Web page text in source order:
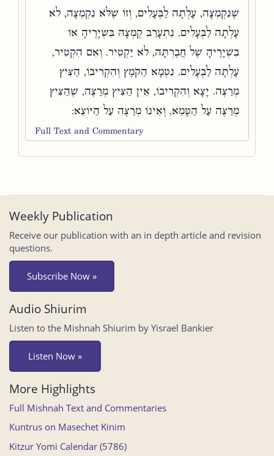
שֶׁנִּקְמְצָה, עָלְתָה לַבְּעָלִים, וְזוֹ שֶׁלֹּא נִקְמְצָה, לֹא
עָלְתָה לַבְּעָלִים. נִתְעָרֵב קֻמְצָהּ בִּשְׁיָרֶיהָ אוֹ
בִשְׁיָרֶיהָ שֶׁל חֲבֶרְתָּהּ, לֹא יַקְטִיר. וְאִם הִקְטִיר,
עָלְתָה לַבְּעָלִים. נִטְמָא הַקֹּמֶץ וְהִקְרִיבוֹ, הַצִּיץ
מְרַצֶּה. יָצָא וְהִקְרִיבוֹ, אֵין הַצִּיץ מְרַצֶּה, שֶׁהַצִּיץ
מְרַצֶּה עַל הַטָּמֵא, וְאֵינוֹ מְרַצֶּה עַל הַיּוֹצֵא:
Full Text and Commentary
Weekly Publication
Receive our publication with an in depth article and revision
questions.
Subscribe Now »
Audio Shiurim
Listen to the Mishnah Shiurim by Yisrael Bankier
Listen Now »
More Highlights
Full Mishnah Text and Commentaries
Kuntrus on Masechet Kinim
Kitzur Yomi Calendar (5786)